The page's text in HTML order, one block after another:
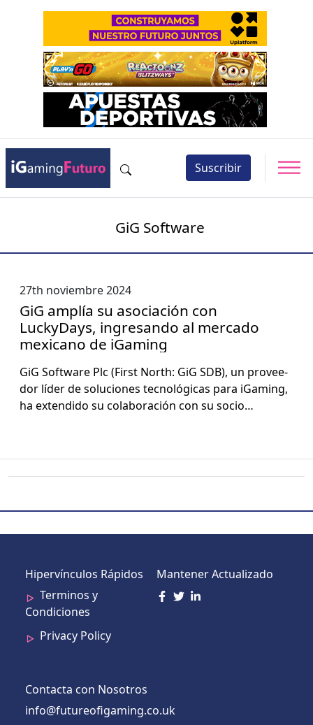
Suscribir
GiG Software
27th noviembre 2024
GiG amplía su asociación con
LuckyDays, ingresando al mercado
mexicano de iGaming
GiG Soft­ware Plc (First North: GiG SDB), un provee­
dor líder de solu­ciones tec­nológ­i­cas para iGam­ing,
ha exten­di­do su colab­o­ración con su socio…
Hipervínculos Rápidos
Terminos y
Condiciones
Privacy Policy
Mantener Actualizado
Contacta con Nosotros
info@futureofigaming.co.uk